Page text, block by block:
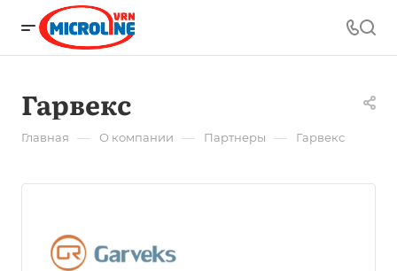
Гарвекс
Главная — О компании — Партнеры — Гарвекс